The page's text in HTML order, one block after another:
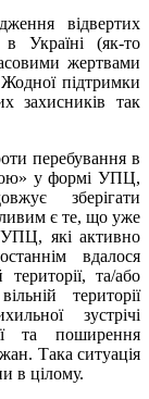
відвертих
в Україні (як-то
жертвами
підтримки
захисників так
перебування в
у формі УПЦ,
зберігати
є те, що уже
УПЦ, які активно
вдалося
та/або
території
зустрічі
та поширення
Така ситуація
в цілому.